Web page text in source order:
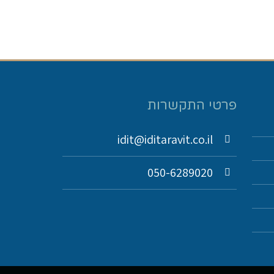
פרטי התקשרות
idit@iditaravit.co.il
050-6289020